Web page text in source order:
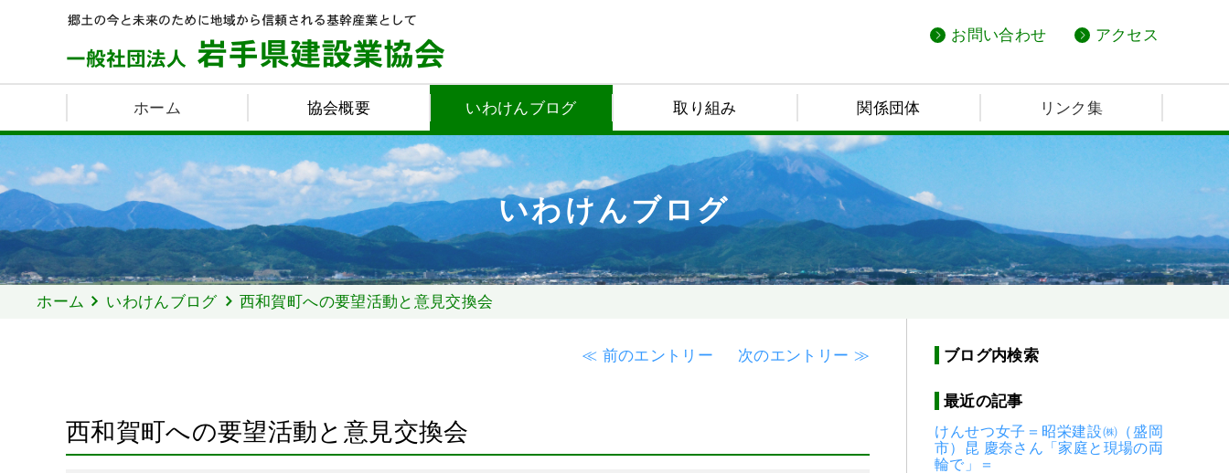
お問い合わせ アクセス
ホーム 協会概要 いわけんブログ 取り組み 関係団体 リンク集
いわけんブログ
ホーム いわけんブログ 西和賀町への要望活動と意見交換会
≪ 前のエントリー 次のエントリー ≫
西和賀町への要望活動と意見交換会
ブログ内検索
最近の記事
けんせつ女子＝昭栄建設㈱（盛岡
市）昆 慶奈さん「家庭と現場の両
輪で」＝